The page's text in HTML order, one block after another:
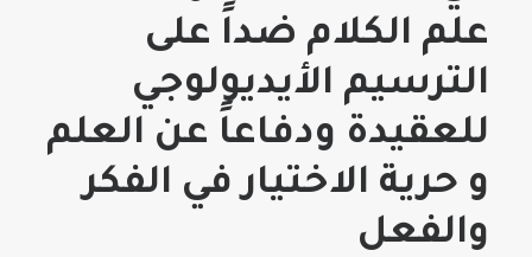
علم الكلام ضداً على
الترسيم الأيديولوجي
للعقيدة ودفاعاً عن العلم
و حرية الاختيار في الفكر
والفعل